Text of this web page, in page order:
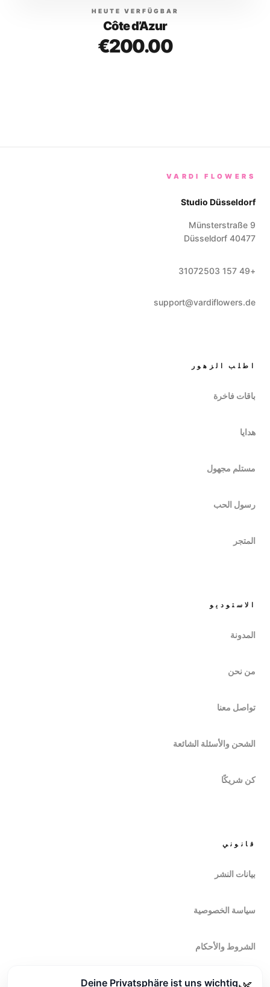
HEUTE VERFÜGBAR
Côte d’Azur
€200.00
VARDI FLOWERS
Studio Düsseldorf
Münsterstraße 9
40477
Düsseldorf
+49 157 31072503
support@vardiflowers.de
اطلب الزهور
باقات فاخرة
هدايا
مستلم مجهول
رسول الحب
المتجر
الاستوديو
المدونة
من نحن
تواصل معنا
الشحن والأسئلة الشائعة
كن شريكًا
قانوني
بيانات النشر
سياسة الخصوصية
الشروط والأحكام
حق الانسحاب
Deine Privatsphäre ist uns wichtig